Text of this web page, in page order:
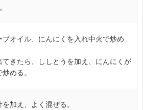
オイル、にんにくを入れ中火で炒め
てきたら、ししとうを加え、にんにくが
める。
加え、よく混ぜる。